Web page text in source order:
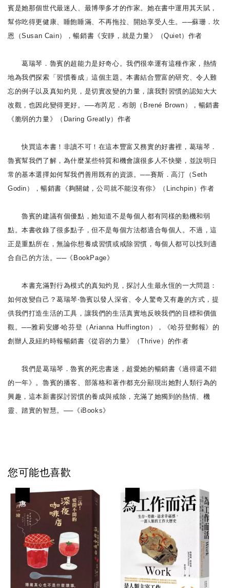
賓是她那個世代最迷人、最博學多才的作家。她在書中運用其天賦，
幫你吃得更健康、睡飽睡滿、不再拖拉、開始享受人生。──蘇珊．坎
恩（Susan Cain），暢銷書《安靜，就是力量》（Quiet）作者
葛瑞琴．魯賓的超能力是好奇心。我們很幸運有這種作家，熱情
地為我們探索「習慣養成」這個主題。本書結合豐富的研究、令人難
忘的例子以及真知灼見，是切實改變的力量，讓我對習慣的認知大大
改觀，也因此變得更好。──布芮尼．布朗（Brené Brown），暢銷書
《脆弱的力量》（Daring Greatly）作者
快買這本書！非讀不可！在這本豐富又務實的好書裡，葛瑞琴．
魯賓幫我們了解，為什麼某些特質和機會讓很多人不快樂，並說明日
常的基本選擇如何幫我們善用既有的資源。──賽斯．高汀（Seth
Godin），暢銷書《夠關鍵，公司就不能沒有你》（Linchpin）作者
魯賓的建議有個優點，她知道不是每個人都有同樣的動機和弱
點。本書收錄了很多點子，但不是每個方法都適合每個人。不過，這
正是重點所在，無論你想養成習慣或戒除習慣，每個人都可以找到適
合自己的方法。──《BookPage》
本書充滿對行為模式的真知灼見，探討人生最永恆的一大問題：
如何改變自己？葛瑞琴‧魯賓以發人深省、令人驚奇又有趣的方式，提
供我們打造生活的工具，讓我們的生活真實地反映我們的目標和價值
觀。──雅莉安娜‧哈芬登（Arianna Huffington），《哈芬登郵報》的
創辦人及紐約時報暢銷書《從容的力量》（Thrive）的作者
我們是葛瑞琴．魯賓的死忠書迷，超愛她的暢銷書《過得還不錯
的一年》。魯賓的播客、部落格和著作都充分顯現出她對人類行為的
興趣，這本新書探討習慣的養成與戒除，充滿了她獨到的熱情、機
靈、踏實的智慧。──《iBooks》
您可能也喜歡